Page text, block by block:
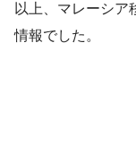
以上、マレーシア
情報でした。